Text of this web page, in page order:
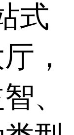
式
，
、